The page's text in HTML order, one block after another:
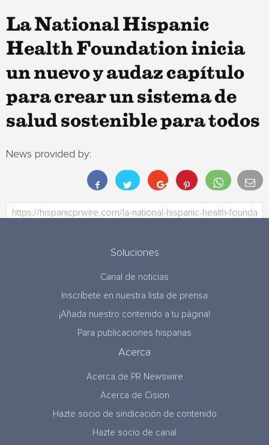
La National Hispanic
Health Foundation inicia
un nuevo y audaz capítulo
para crear un sistema de
salud sostenible para todos
News provided by:
Soluciones
Canal de noticias
Inscríbete en nuestra lista de prensa
¡Añada nuestro contenido a tu página!
Para publicaciones hispanas
Acerca
Acerca de PR Newswire
Acerca de Cision
Hazte socio de sindicación de contenido
Hazte socio de canal